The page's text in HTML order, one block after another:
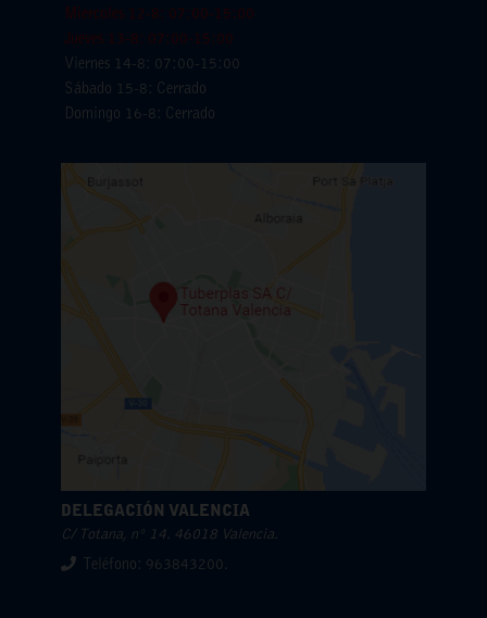
Miercoles 12-8: 07:00-15:00
Jueves 13-8: 07:00-15:00
Viernes 14-8: 07:00-15:00
Sábado 15-8: Cerrado
Domingo 16-8: Cerrado
DELEGACIÓN VALENCIA
C/ Totana, nº 14. 46018 Valencia.
Teléfono: 963843200.